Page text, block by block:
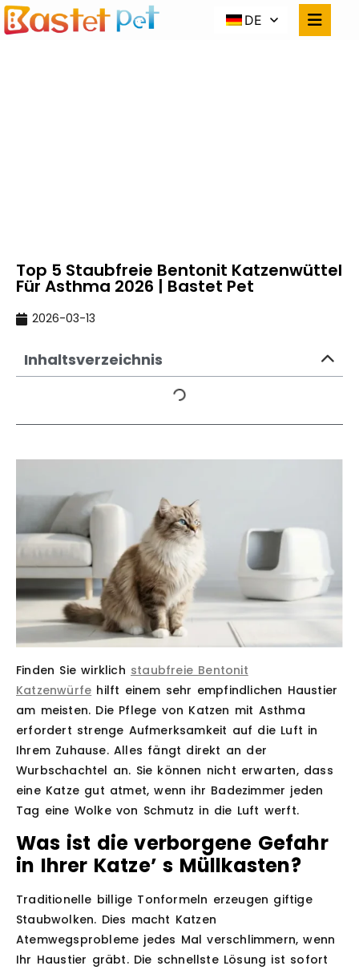
DE
Top 5 Staubfreie Bentonit Katzenwüttel
Für Asthma 2026 | Bastet Pet
2026-03-13
Inhaltsverzeichnis
Finden Sie wirklich staubfreie Bentonit
Katzenwürfe hilft einem sehr empfindlichen Haustier
am meisten. Die Pflege von Katzen mit Asthma
erfordert strenge Aufmerksamkeit auf die Luft in
Ihrem Zuhause. Alles fängt direkt an der
Wurbschachtel an. Sie können nicht erwarten, dass
eine Katze gut atmet, wenn ihr Badezimmer jeden
Tag eine Wolke von Schmutz in die Luft werft.
Was ist die verborgene Gefahr
in Ihrer Katze’ s Müllkasten?
Traditionelle billige Tonformeln erzeugen giftige
Staubwolken. Dies macht Katzen
Atemwegsprobleme jedes Mal verschlimmern, wenn
Ihr Haustier gräbt. Die schnellste Lösung ist sofort